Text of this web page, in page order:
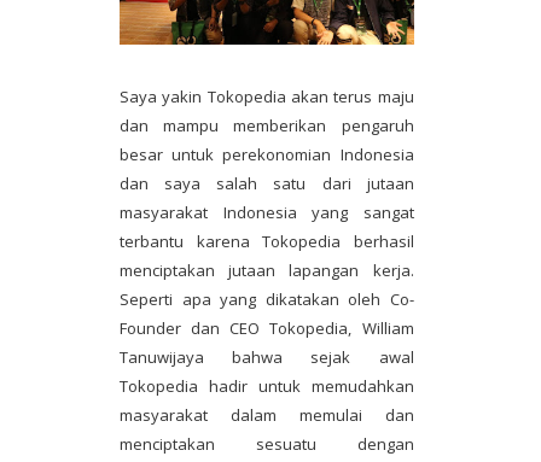
Saya yakin Tokopedia akan terus maju
dan mampu memberikan pengaruh
besar untuk perekonomian Indonesia
dan saya salah satu dari jutaan
masyarakat Indonesia yang sangat
terbantu karena Tokopedia berhasil
menciptakan jutaan lapangan kerja.
Seperti apa yang dikatakan oleh Co-
Founder dan CEO Tokopedia, William
Tanuwijaya bahwa sejak awal
Tokopedia hadir untuk memudahkan
masyarakat dalam memulai dan
menciptakan sesuatu dengan